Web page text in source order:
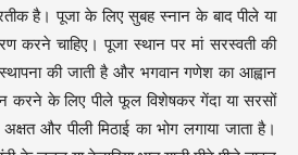
है। पूजा के लिए सुबह स्नान के बाद पीले या
करने चाहिए। पूजा स्थान पर मां सरस्वती की
की जाती है और भगवान गणेश का आह्वान
करने के लिए पीले फूल विशेषकर गेंदा या सरसों
और पीली मिठाई का भोग लगाया जाता है।